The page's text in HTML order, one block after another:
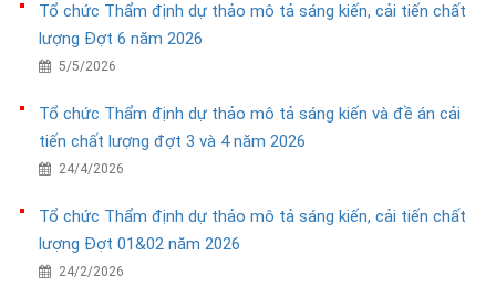
Tổ chức Thẩm định dự thảo mô tả sáng kiến, cải tiến chất
lượng Đợt 6 năm 2026
5/5/2026
Tổ chức Thẩm định dự thảo mô tả sáng kiến và đề án cải
tiến chất lượng đợt 3 và 4 năm 2026
24/4/2026
Tổ chức Thẩm định dự thảo mô tả sáng kiến, cải tiến chất
lượng Đợt 01&02 năm 2026
24/2/2026